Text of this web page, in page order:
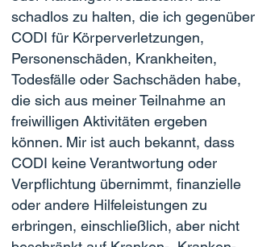
schadlos zu halten, die ich gegenüber
CODI für Körperverletzungen,
Personenschäden, Krankheiten,
Todesfälle oder Sachschäden habe,
die sich aus meiner Teilnahme an
freiwilligen Aktivitäten ergeben
können. Mir ist auch bekannt, dass
CODI keine Verantwortung oder
Verpflichtung übernimmt, finanzielle
oder andere Hilfeleistungen zu
erbringen, einschließlich, aber nicht